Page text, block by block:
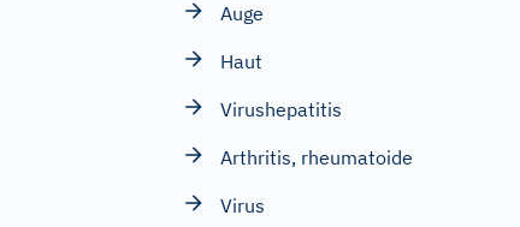
Auge
Haut
Virushepatitis
Arthritis, rheumatoide
Virus